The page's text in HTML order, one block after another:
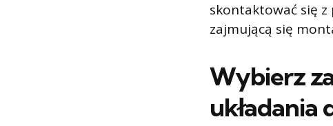
skontaktować się
zajmującą się
Wybierz
układania